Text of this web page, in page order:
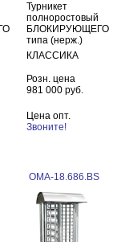
Турникет
полноростовый
БЛОКИРУЮЩЕГО
типа (нерж.)
КЛАССИКА
Розн. цена
981 000 руб.
Цена опт.
Звоните!
ОМА-18.686.BS